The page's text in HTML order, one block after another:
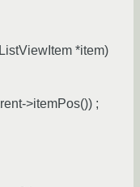
*item)
>itemPos()) ;